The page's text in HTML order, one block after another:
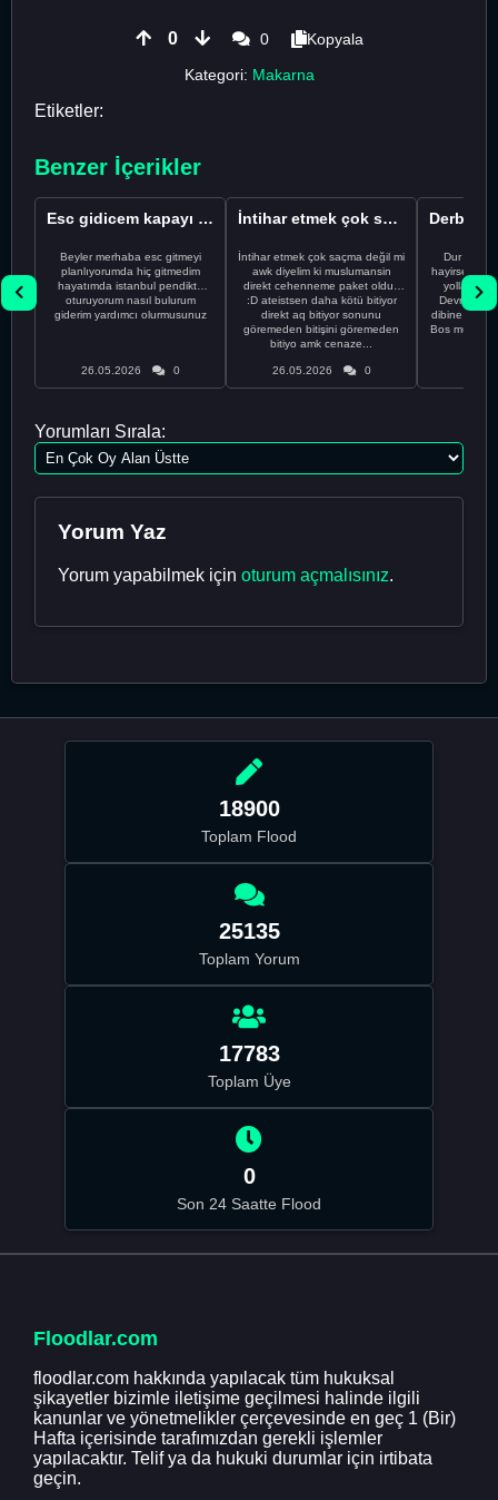
0 0
Kopyala
Kategori: Makarna
Etiketler:
Benzer İçerikler
Esc gidicem kapayı koydum
Beyler merhaba esc gitmeyi
planlıyorumda hiç gitmedim
hayatımda istanbul pendikte
oturuyorum nasıl bulurum
giderim yardımcı olurmusunuz
26.05.2026 0
İntihar etmek çok saçma değil mi
İntihar etmek çok saçma değil mi
awk diyelim ki muslumansin
direkt cehenneme paket oldun
:D ateistsen daha kötü bitiyor
direkt aq bitiyor sonunu
göremeden bitişini göremeden
bitiyo amk cenaze...
26.05.2026 0
Dur
hayirsever
yolla
Devrim abi
dibine
Bos
Yorumları Sırala:
Yorum Yaz
Yorum yapabilmek için oturum açmalısınız.
18900
Toplam Flood
25135
Toplam Yorum
17783
Toplam Üye
0
Son 24 Saatte Flood
Floodlar.com
floodlar.com hakkında yapılacak tüm hukuksal
şikayetler bizimle iletişime geçilmesi halinde ilgili
kanunlar ve yönetmelikler çerçevesinde en geç 1 (Bir)
Hafta içerisinde tarafımızdan gerekli işlemler
yapılacaktır. Telif ya da hukuki durumlar için irtibata
geçin.